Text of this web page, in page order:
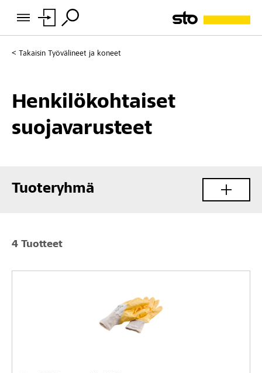
Takaisin Työvälineet ja koneet
Henkilökohtaiset
suojavarusteet
Tuoteryhmä
4 Tuotteet